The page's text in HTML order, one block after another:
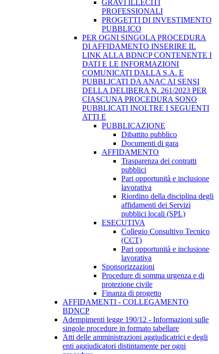
GRAVI ILLECITI
PROFESSIONALI
PROGETTI DI INVESTIMENTO
PUBBLICO
PER OGNI SINGOLA PROCEDURA
DI AFFIDAMENTO INSERIRE IL
LINK ALLA BDNCP CONTENENTE I
DATI E LE INFORMAZIONI
COMUNICATI DALLA S.A. E
PUBBLICATI DA ANAC AI SENSI
DELLA DELIBERA N. 261/2023 PER
CIASCUNA PROCEDURA SONO
PUBBLICATI INOLTRE I SEGUENTI
ATTI E
PUBBLICAZIONE
Dibattito pubblico
Documenti di gara
AFFIDAMENTO
Trasparenza dei contratti
pubblici
Pari opportunità e inclusione
lavorativa
Riordino della disciplina degli
affidamenti dei Servizi
pubblici locali (SPL)
ESECUTIVA
Collegio Consultivo Tecnico
(CCT)
Pari opportunità e inclusione
lavorativa
Sponsorizzazioni
Procedure di somma urgenza e di
protezione civile
Finanza di progetto
AFFIDAMENTI - COLLEGAMENTO
BDNCP
Adempimenti legge 190/12 - Informazioni sulle
singole procedure in formato tabellare
Atti delle amministrazioni aggiudicatrici e degli
enti aggiudicatori distintamente per ogni